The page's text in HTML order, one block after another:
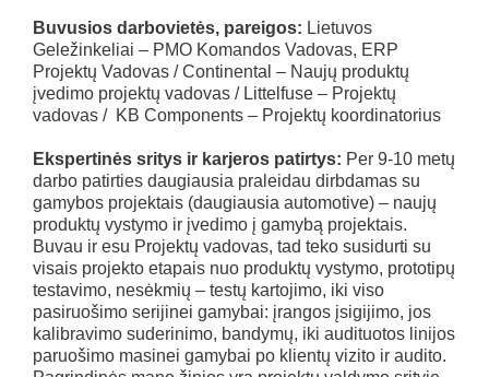
Buvusios darbovietės, pareigos: Lietuvos
Geležinkeliai – PMO Komandos Vadovas, ERP
Projektų Vadovas / Continental – Naujų produktų
įvedimo projektų vadovas / Littelfuse – Projektų
vadovas / KB Components – Projektų koordinatorius
Ekspertinės sritys ir karjeros patirtys: Per 9-10 metų
darbo patirties daugiausia praleidau dirbdamas su
gamybos projektais (daugiausia automotive) – naujų
produktų vystymo ir įvedimo į gamybą projektais.
Buvau ir esu Projektų vadovas, tad teko susidurti su
visais projekto etapais nuo produktų vystymo, prototipų
testavimo, nesėkmių – testų kartojimo, iki viso
pasiruošimo serijinei gamybai: įrangos įsigijimo, jos
kalibravimo suderinimo, bandymų, iki audituotos linijos
paruošimo masinei gamybai po klientų vizito ir audito.